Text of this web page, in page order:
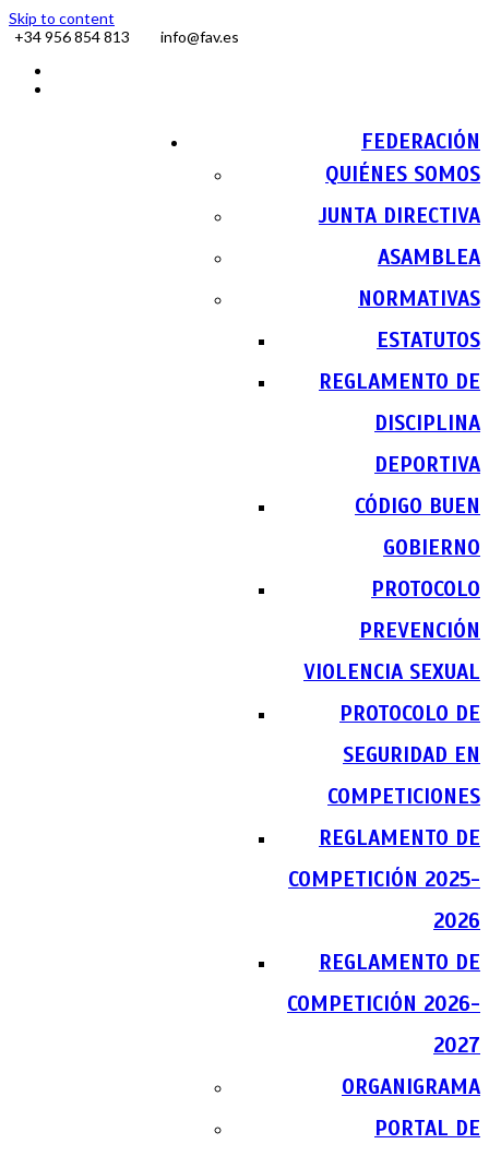
Skip to content
+34 956 854 813
info@fav.es
FEDERACIÓN
QUIÉNES SOMOS
JUNTA DIRECTIVA
ASAMBLEA
NORMATIVAS
ESTATUTOS
REGLAMENTO DE
DISCIPLINA
DEPORTIVA
CÓDIGO BUEN
GOBIERNO
PROTOCOLO
PREVENCIÓN
VIOLENCIA SEXUAL
PROTOCOLO DE
SEGURIDAD EN
COMPETICIONES
REGLAMENTO DE
COMPETICIÓN 2025-
2026
REGLAMENTO DE
COMPETICIÓN 2026-
2027
ORGANIGRAMA
PORTAL DE